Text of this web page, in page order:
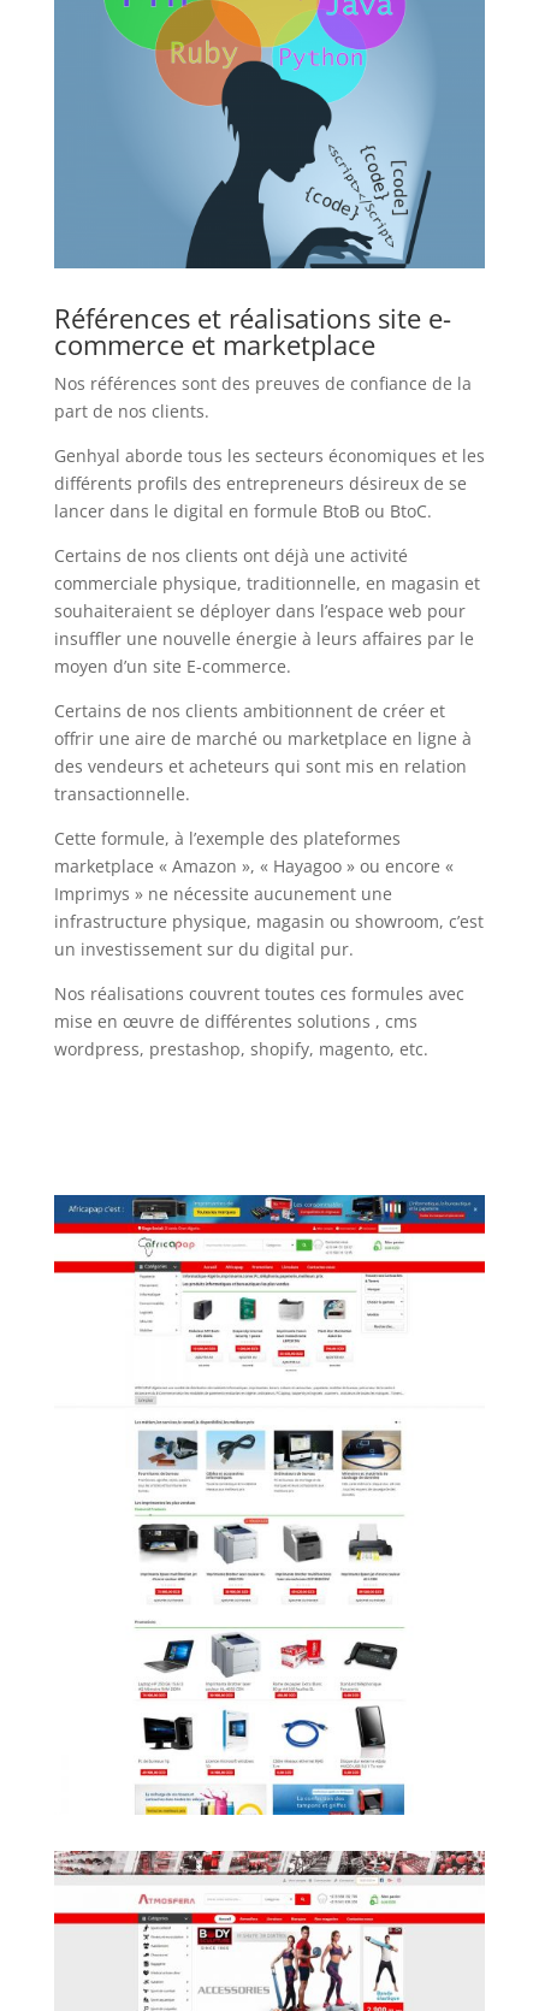
Références et réalisations site e-
commerce et marketplace
Nos références sont des preuves de confiance de la
part de nos clients.
Genhyal aborde tous les secteurs économiques et les
différents profils des entrepreneurs désireux de se
lancer dans le digital en formule BtoB ou BtoC.
Certains de nos clients ont déjà une activité
commerciale physique, traditionnelle, en magasin et
souhaiteraient se déployer dans l’espace web pour
insuffler une nouvelle énergie à leurs affaires par le
moyen d’un site E-commerce.
Certains de nos clients ambitionnent de créer et
offrir une aire de marché ou marketplace en ligne à
des vendeurs et acheteurs qui sont mis en relation
transactionnelle.
Cette formule, à l’exemple des plateformes
marketplace « Amazon », « Hayagoo » ou encore «
Imprimys » ne nécessite aucunement une
infrastructure physique, magasin ou showroom, c’est
un investissement sur du digital pur.
Nos réalisations couvrent toutes ces formules avec
mise en œuvre de différentes solutions , cms
wordpress, prestashop, shopify, magento, etc.